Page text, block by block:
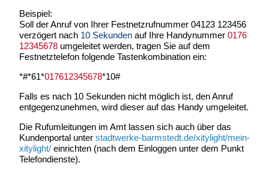
Beispiel:
Soll der Anruf von Ihrer Festnetzrufnummer 04123 123456
verzögert nach 10 Sekunden auf Ihre Handynummer 0176
12345678 umgeleitet werden, tragen Sie auf dem
Festnetztelefon folgende Tastenkombination ein:
*#*61*017612345678*10#
Falls es nach 10 Sekunden nicht möglich ist, den Anruf
entgegenzunehmen, wird dieser auf das Handy umgeleitet.
Die Rufumleitungen im Amt lassen sich auch über das
Kundenportal unter stadtwerke-barmstedt.de/xitylight/mein-
xitylight/ einrichten (nach dem Einloggen unter dem Punkt
Telefondienste).